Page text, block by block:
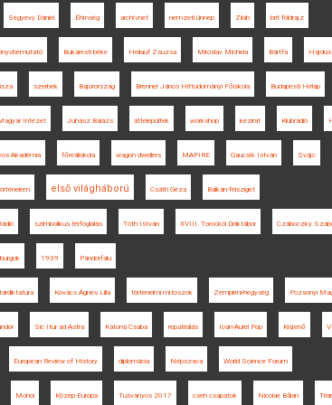
Segyevy Dániel Éhínség archívnet nemzeti ünnep Zilah brit földrajz
Bukaresti béke Heilauf Zsuzsa Miroslav Michela Bártfa
szerbek Bajorország Brenner János Hittudományi Főiskola Budapesti Hírlap
Intézet Juhász Balázs áttelepültek workshop kézirat Klubrádió
Akadémia főreáliskola wagon dwellers MAPIRE Gaucsík István Svájc
első világháború Csáth Géza Balkán-félsziget
szimbolikus térfoglalás Tóth István XVIII. Torockói Diáktábor Czáboczky
1939 Pándorfalu
Kovács Ágnes Lilla történelmi mítoszok Zempléni-hegység Pozsonyi
Sic Itur ad Astra Katona Csaba repatriálás Ioan-Aurel Pop Kisjenő
European Review of History diplomácia Népszava World Science Forum
Mohol Közép-Európa Tusványos 2017 cseh csapatok Nicolae Bălan